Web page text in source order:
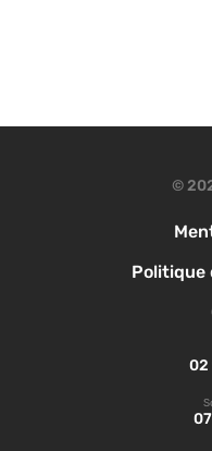
©
Politique
02